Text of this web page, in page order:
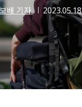
배 기자 2023.05.18